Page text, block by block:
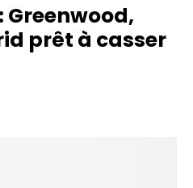
Greenwood,
prêt à casser